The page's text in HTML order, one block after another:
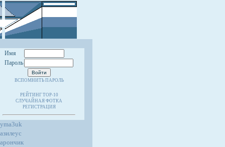
Имя
Пароль
ВСПОМНИТЬ ПАРОЛЬ
РЕЙТИНГ TOP-10
СЛУЧАЙНАЯ ФОТКА
РЕГИСТРАЦИЯ